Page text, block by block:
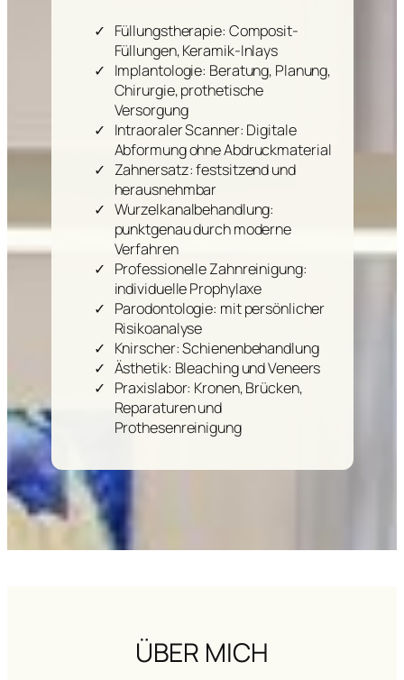
Füllungstherapie: Composit-
Füllungen, Keramik-Inlays
Implantologie: Beratung, Planung,
Chirurgie, prothetische
Versorgung
Intraoraler Scanner: Digitale
Abformung ohne Abdruckmaterial
Zahnersatz: festsitzend und
herausnehmbar
Wurzelkanalbehandlung:
punktgenau durch moderne
Verfahren
Professionelle Zahnreinigung:
individuelle Prophylaxe
Parodontologie: mit persönlicher
Risikoanalyse
Knirscher: Schienenbehandlung
Ästhetik: Bleaching und Veneers
Praxislabor: Kronen, Brücken,
Reparaturen und
Prothesenreinigung
ÜBER MICH